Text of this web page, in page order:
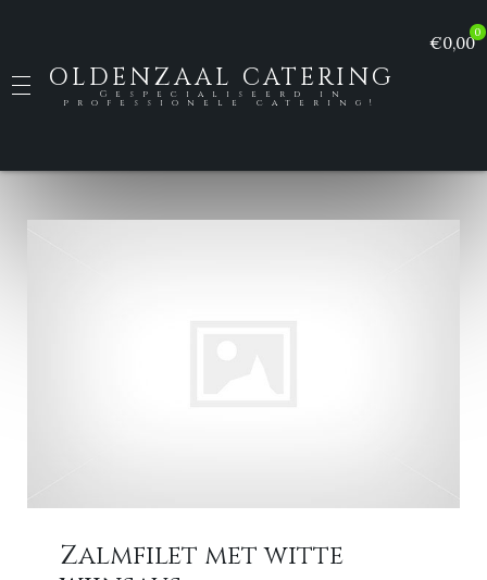
OLDENZAAL CATERING
Gespecialiseerd in
professionele catering!
0
€0,00
Zalmfilet met witte